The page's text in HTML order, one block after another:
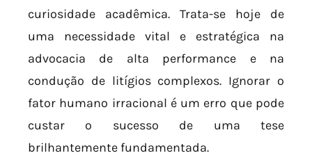
curiosidade acadêmica. Trata-se hoje de
uma necessidade vital e estratégica na
advocacia de alta performance e na
condução de litígios complexos. Ignorar o
fator humano irracional é um erro que pode
custar o sucesso de uma tese
brilhantemente fundamentada.